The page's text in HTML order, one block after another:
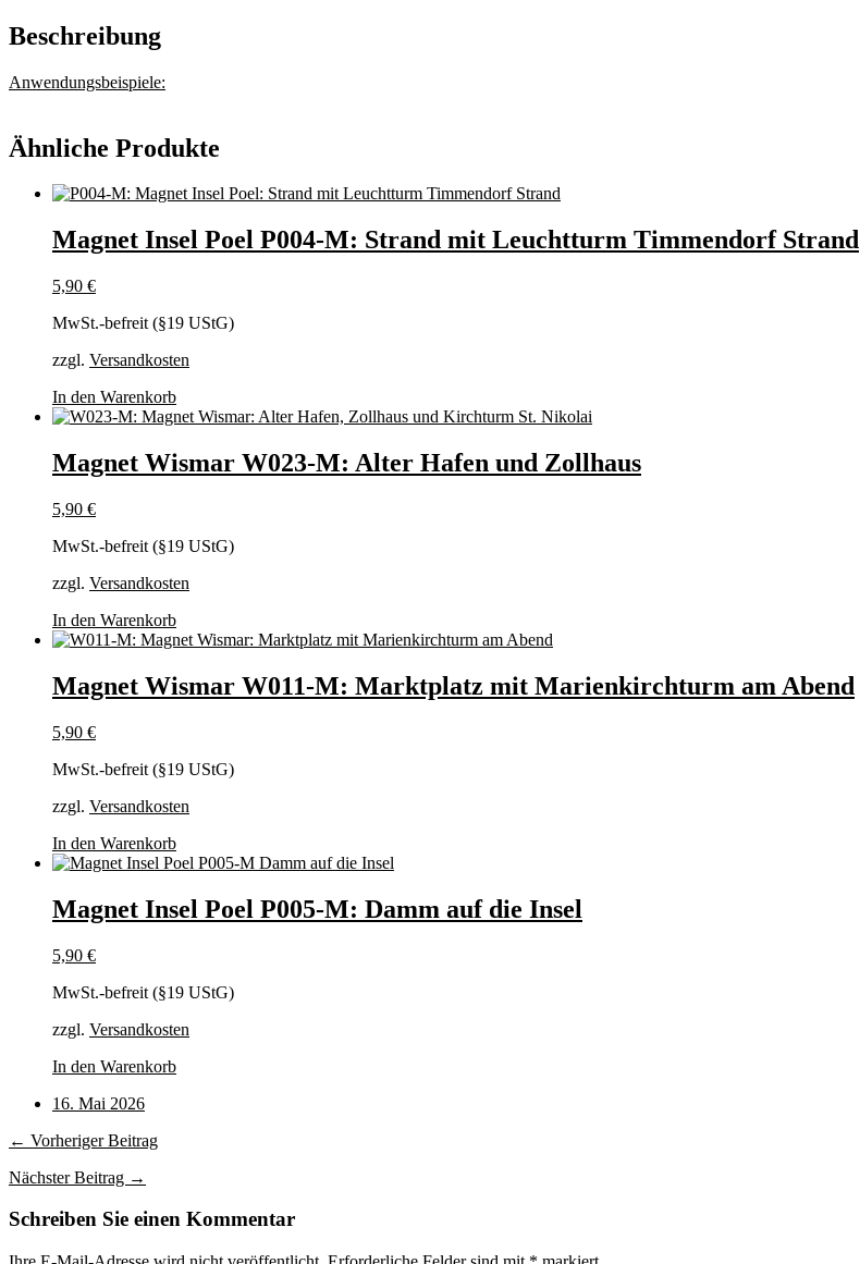
Schweriner
See
Beschreibung
Anwendungsbeispiele:
Ähnliche Produkte
Magnet Insel Poel P004-M: Strand mit Leuchtturm Timmendorf Strand
5,90 €
MwSt.-befreit (§19 UStG)
zzgl. Versandkosten
In den Warenkorb
Magnet Wismar W023-M: Alter Hafen und Zollhaus
5,90 €
MwSt.-befreit (§19 UStG)
zzgl. Versandkosten
In den Warenkorb
Magnet Wismar W011-M: Marktplatz mit Marienkirchturm am Abend
5,90 €
MwSt.-befreit (§19 UStG)
zzgl. Versandkosten
In den Warenkorb
Magnet Insel Poel P005-M: Damm auf die Insel
5,90 €
MwSt.-befreit (§19 UStG)
zzgl. Versandkosten
In den Warenkorb
16. Mai 2026
← Vorheriger Beitrag
Nächster Beitrag →
Schreiben Sie einen Kommentar